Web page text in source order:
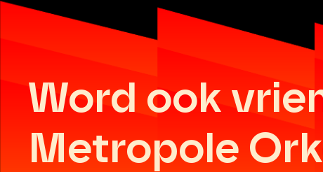
Word ook
Metropole